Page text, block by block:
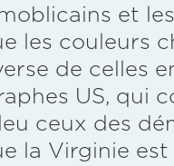
et
les couleurs
de celles
US, qui
ceux des
la Virginie